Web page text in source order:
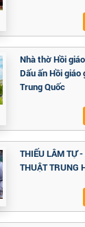
Nhà thờ Hồi
Dấu ấn Hồi giáo
Trung Quốc
THIẾU LÂM TỰ
THUẬT TRUNG